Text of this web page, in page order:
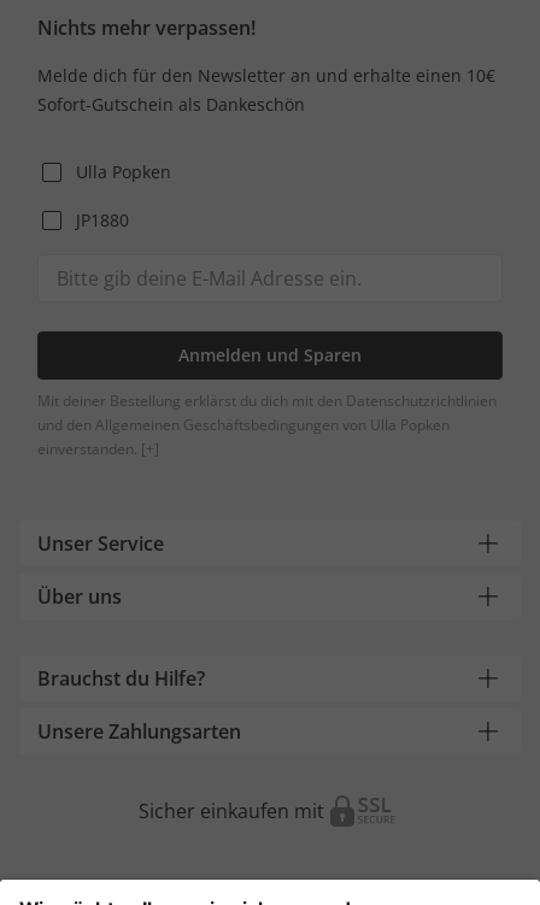
Nichts mehr verpassen!
Melde dich für den Newsletter an und erhalte einen 10€
Sofort-Gutschein als Dankeschön
Ulla Popken
JP1880
Anmelden und Sparen
Mit deiner Bestellung erklärst du dich mit den Datenschutzrichtlinien
und den Allgemeinen Geschäftsbedingungen von Ulla Popken
einverstanden. [+]
Unser Service
Über uns
Brauchst du Hilfe?
Unsere Zahlungsarten
Sicher einkaufen mit